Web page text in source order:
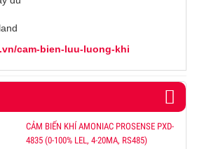
cam-bien-luu-luong-khi
CẢM BIẾN KHÍ AMONIAC PROSENSE PXD-
4835 (0-100% LEL, 4-20MA, RS485)